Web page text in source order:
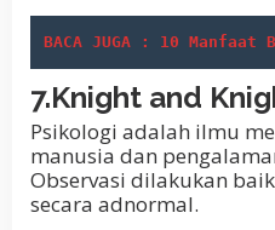
BACA JUGA : 10
7.Knight and
Psikologi adalah ilmu
manusia dan
Observasi dilakukan
secara adnormal.